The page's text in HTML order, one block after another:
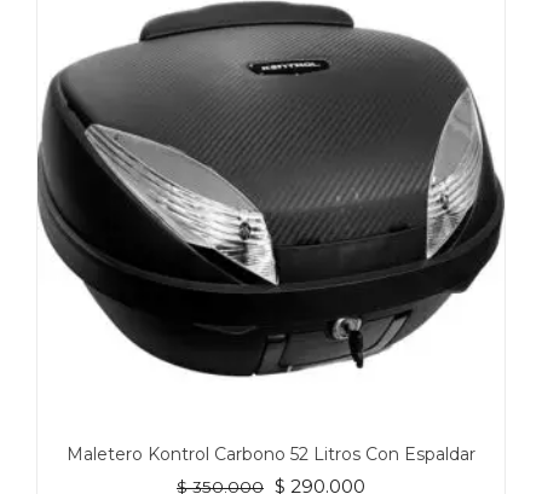
Maletero Kontrol Carbono 52 Litros Con Espaldar
$350.000 El
$ 290.000